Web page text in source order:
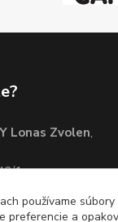
Lonas Zvolen,
1
používame
preferencie a